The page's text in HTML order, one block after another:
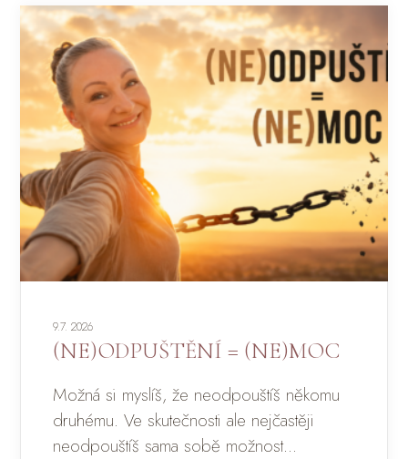
9.7. 2026
(NE)ODPUŠTĚNÍ = (NE)MOC
Možná si myslíš, že neodpouštíš někomu
druhému. Ve skutečnosti ale nejčastěji
neodpouštíš sama sobě možnost...